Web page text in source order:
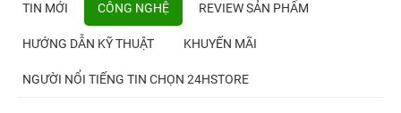
TIN MỚI CÔNG NGHỆ REVIEW SẢN PHẨM
HƯỚNG DẪN KỸ THUẬT KHUYẾN MÃI
NGƯỜI NỔI TIẾNG TIN CHỌN 24HSTORE